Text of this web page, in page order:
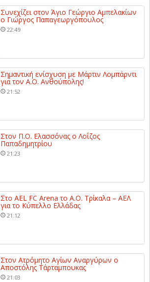
Συνεχίζει στον Άγιο Γεώργιο Αμπελακίων
ο Γιώργος Παπαγεωργόπουλος
22:49
Σημαντική ενίσχυση με Μάρτιν Λομπάρντι
για τον Α.Ο. Ανθούπολης!
21:52
Στον Π.Ο. Ελασσόνας ο Λοΐζος
Παπαδημητρίου
21:23
Στο AEL FC Arena το Α.Ο. Τρίκαλα – ΑΕΛ
για το Κύπελλο Ελλάδας
21:12
Στον Ατρόμητο Αγίων Αναργύρων ο
Αποστόλης Τάρταμπουκας
21:03